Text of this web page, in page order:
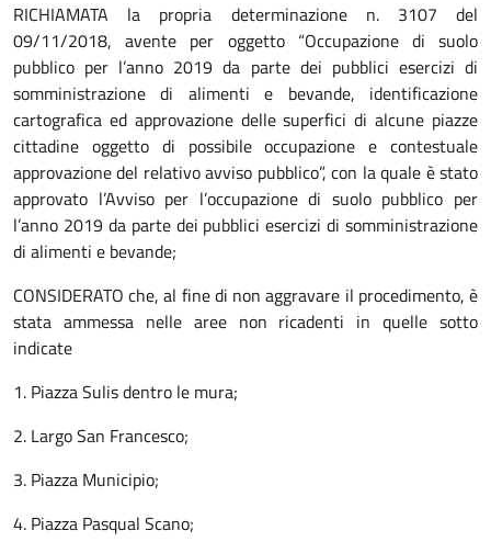
RICHIAMATA la propria determinazione n. 3107 del
09/11/2018, avente per oggetto “Occupazione di suolo
pubblico per l’anno 2019 da parte dei pubblici esercizi di
somministrazione di alimenti e bevande, identificazione
cartografica ed approvazione delle superfici di alcune piazze
cittadine oggetto di possibile occupazione e contestuale
approvazione del relativo avviso pubblico”, con la quale è stato
approvato l’Avviso per l’occupazione di suolo pubblico per
l’anno 2019 da parte dei pubblici esercizi di somministrazione
di alimenti e bevande;
CONSIDERATO che, al fine di non aggravare il procedimento, è
stata ammessa nelle aree non ricadenti in quelle sotto
indicate
1. Piazza Sulis dentro le mura;
2. Largo San Francesco;
3. Piazza Municipio;
4. Piazza Pasqual Scano;